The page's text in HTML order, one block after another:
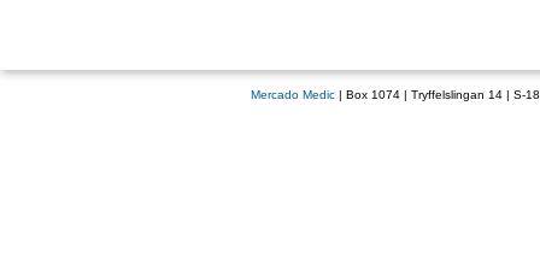
Mercado Medic| Box 1074 | Tryffelslingan 14 | S-